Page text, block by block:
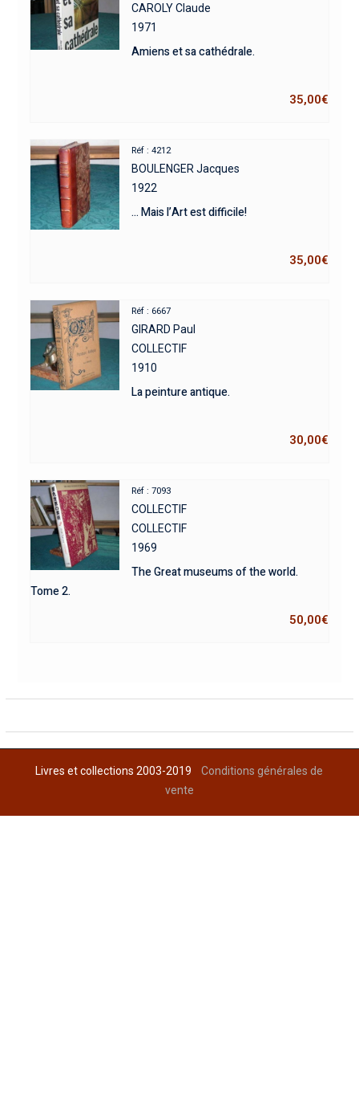
CAROLY Claude
1971
Amiens et sa cathédrale.
35,00€
Réf : 4212
BOULENGER Jacques
1922
… Mais l’Art est difficile!
35,00€
Réf : 6667
GIRARD Paul
COLLECTIF
1910
La peinture antique.
30,00€
Réf : 7093
COLLECTIF
COLLECTIF
1969
The Great museums of the world.
Tome 2.
50,00€
Livres et collections 2003-2019Conditions générales de
vente